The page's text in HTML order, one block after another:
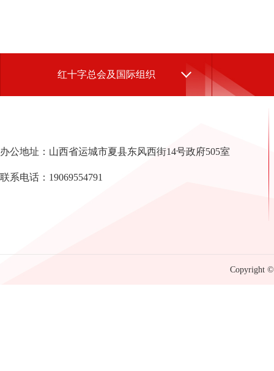
红十字总会及国际组织
办公地址：山西省运城市夏县东风西街14号政府505室
联系电话：19069554791
Copyright